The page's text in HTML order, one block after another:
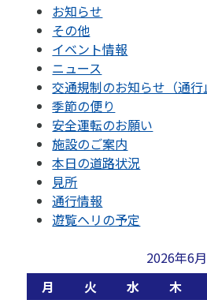
お知らせ
その他
イベント情報
ニュース
交通規制のお知らせ（通行
季節の便り
安全運転のお願い
施設のご案内
本日の道路状況
見所
通行情報
遊覧ヘリの予定
2026年6月
月
火 水 木